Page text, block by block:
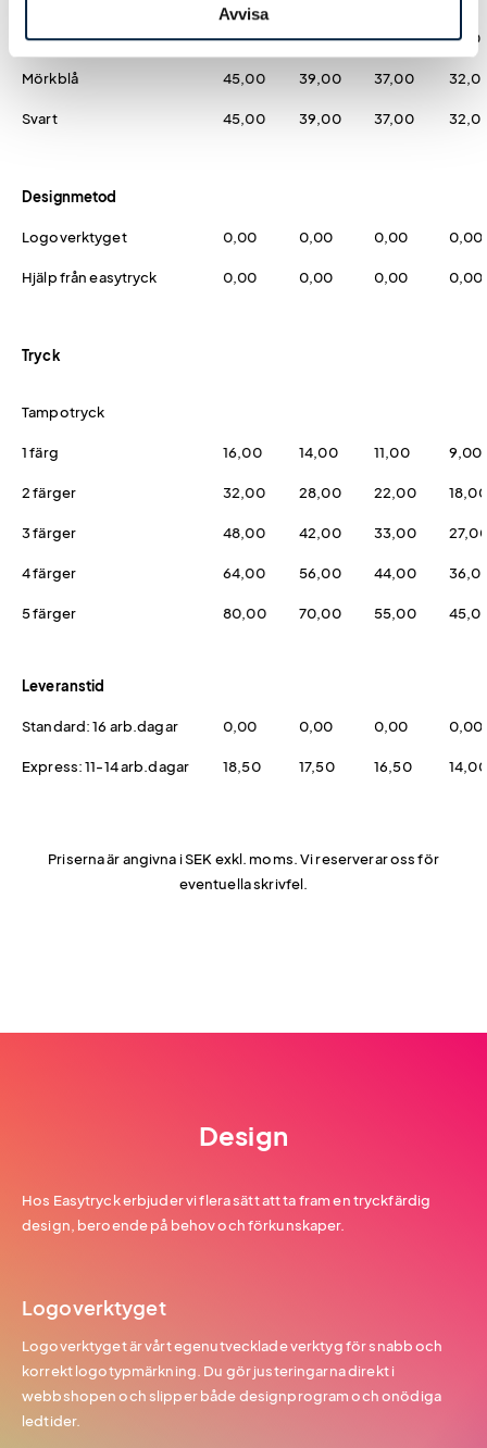
Avvisa
Vit 37,00 35,00 33,00
Mörkblå 45,00 39,00 37,00
Svart 45,00 39,00 37,00
Designmetod
Logoverktyget 0,00 0,00 0,00 0,00
Hjälp från easytryck 0,00 0,00 0,00 0,00
Tryck
Tampotryck
1 färg 16,00 14,00 11,00 9,00
2 färger 32,00 28,00 22,00 18,00
3 färger 48,00 42,00 33,00
4 färger 64,00 56,00 44,00
5 färger 80,00 70,00 55,00
Leveranstid
Standard: 16 arb.dagar 0,00 0,00 0,00 0,00
Express: 11-14 arb.dagar 18,50 17,50 16,50 14,00
Priserna är angivna i SEK exkl. moms. Vi reserverar oss för
eventuella skrivfel.
Design
Hos Easytryck erbjuder vi flera sätt att ta fram en tryckfärdig
design, beroende på behov och förkunskaper.
Logoverktyget
Logoverktyget är vårt egenutvecklade verktyg för snabb och
korrekt logotypmärkning. Du gör justeringarna direkt i
webbshopen och slipper både designprogram och onödiga
ledtider.